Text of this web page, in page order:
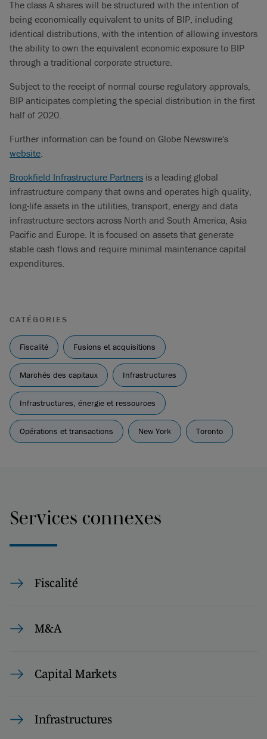
The class A shares will be structured with the intention of
being economically equivalent to units of BIP, including
identical distributions, with the intention of allowing investors
the ability to own the equivalent economic exposure to BIP
through a traditional corporate structure.
Subject to the receipt of normal course regulatory approvals,
BIP anticipates completing the special distribution in the first
half of 2020.
Further information can be found on Globe Newswire's
website.
Brookfield Infrastructure Partners is a leading global
infrastructure company that owns and operates high quality,
long-life assets in the utilities, transport, energy and data
infrastructure sectors across North and South America, Asia
Pacific and Europe. It is focused on assets that generate
stable cash flows and require minimal maintenance capital
expenditures.
CATÉGORIES
Fiscalité Fusions et acquisitions
Marchés des capitaux Infrastructures
Infrastructures, énergie et ressources
Opérations et transactions New York Toronto
Services connexes
Fiscalité
M&A
Capital Markets
Infrastructures